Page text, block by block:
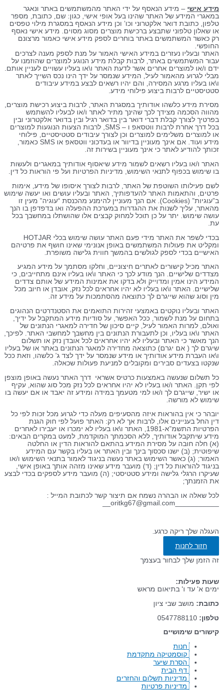
מידע אישי – מידע הנאסף על ידי האתר מהמשתמשים באתר ונאגר
במאגרי המידע של האתר שהינו בעל אופי אישי, כגון: שם, כתובת, מספר
טלפון, כתובת דואר אלקטרוני וכו’ וכן מידע הנאסף במסגרת מילוי טפסים
או שאלון טלפוני שתבצע ברכישת מוצרים מסוג מסוים. מידע אישי נאסף
רק כאשר המשתמשים באתר בוחרים לספק מידע אישי כאמור מרצונם
החופשי.
האתר ובעליו נעזרים במידע האישי האמור על מנת לספק מענה לצרכים
עבור המשתמשים באתר, לרבות קבלת מידע הנוגע למוצרים שהוזמנו על
ידם ו/או למוצרים אחרים אשר לדעת האתר ו\או בעליו עשויים לעניין אותם.
מבלי לגרוע מהאמור לעיל, המידע שנמסר על ידך הינו נכס השייך לאתר
ו\או בעליו מרגע המסירה, והם יהיו רשאים לבצע במידע עיבודים
סטטיסטיים לרבות ביצוע פילוחי מידע.
מסירת מידע כלשהו אודותיך במסגרת האתר, לרבות ביצוע רכישת מוצרים,
מהווה הסכמה מצידך לכך שהינך מתיר לאתר ו/או לבעליו להשתמש
בפרטיך לצורך קבלת דברי דואר בין בדואר רגיל ובין בדואר אלקטרוני ובין
בכל דרך אחרת לרבות ווטסאפ ו – SMS, לרבות הצעות הנוגעות למוצרים
או למוצרים משלימים למוצרים וכן לצורך עיבודים סטטיסטיים, פילוחי
מידע ועוד. אם אינך מעוניין בדיוור או בעדכוני ווטסאפ או SMS כאמור,
זכותך להודיע לאתר כי אינך מעוניין בשירות זה.
האתר ו/או בעליו רשאים לשמור מידע שיאסוף אודותיך במאגרים ולעשות
בו שימוש בכפוף לתנאי השימוש, מדיניות הפרטיות ועל פי הוראות כל דין.
לשם פעילותו השוטפת של האתר, לרבות לצורך איסופו של מידע, אימות
פרטים, והתאמות האתר להעדפותיך, האתר ובעליו עושים ואו יעשה שימוש
ב”עוגיות” (Cookies). אם הנך מעוניין להימנע מהכנסת “עוגיה” מעין זו
מהאתר, עליך לשנות את ההגדרות במערכת ההפעלה ואו בדפדפן בו הנך
עושה שימוש. יתר על כן תוכל למחוק קבצים אלו שהושתלו במחשבך בכל
עת.
בכדי לשפר את האתר מידי פעם האתר עושה שימוש בכלי HOTJAR
ומקליט את פעולות המשתמשים באופן אנונימי שאינו חושף את פרטיהם
האישיים בכדי לספק לגולשים בהמשך חווית גלישה משופרת.
האתר מכיל קישורים לאתרים חיצוניים, וחלקו מסתמך על מידע המגיע
מצדדים שלישיים. הנך מודע לכך כי האתר ו\או בעליו אינם מתחייבים, כי
המידע הינו אמין ומדוייק ולא בדקו את אמינות המידע של אותם צדדים
שלישיים. האתר ו\או בעליו לא יהיו אחראים לכל נזק, אובדן או חיוב מכל
מין וסוג שהוא שייגרם לך כתוצאה מהסתמכות על מידע זה.
האתר ובעליו נוקטים באמצעי זהירות התואמים את הסטנדרטים הנהוגים
בתחום על מנת לשמור, ככל האפשר, על סודיות מידע המתקבל על ידיך,
ואולם, למרות האמור לעיל, קיים סיכון של חדירה למאגרי הנתונים של
האתר ו\או בעליו, וכן לתעבורת הנתונים בין מחשבך למחשבי האתר. לפיכך,
הנך מאשר כי האתר ובעליו לא יהיו אחראים לכל אובדן נזק או תשלום
שיגרם לך ( אם יגרם) כתוצאה מחדירה למאגר הנתונים באתר או של בעליו
ו\או העברת מידע אודותיך או מידע שנמסר על ידך לצד ג’ כלשהו, וזאת ככל
שנקטו בצעדים סבירים ומקובלים למניעת פעולות שכאלה.
כל תשלום שנעשה באמצעות כרטיס אשראי דרך האתר נעשה באופן מוצפן
לפי תקן. האתר ו/או בעליו לא יהיו אחראים לכל נזק מכל סוג שהוא, עקיף
או ישיר, שייגרם לך ו/או למי מטעמך במידה ומידע זה יאבד או אם יעשה בו
שימוש לא מורשה.
יובהר כי אין בהוראות איזה מהסעיפים מעלה כדי לגרוע מכל זכות לפי כל
דין החל בעניינים אלו, לרבות אך לא רק: האתר פועל לפי חוק הגנת
הפרטיות התשמ”א-1981, האתר ו\או בעליו לא ימכרו או יעבירו לאחרים
מידע שיתקבל אודותיך, ללא הסכמתך המוקדמת, למעט במקרים הבאים:
(א) חלה חובה על מסירת המידע בהתאם להוראות הדין או החלטה
שיפוטית; (ב) ישנו סכסוך בינך ובין האתר או בעליו בקשר עם המידע
האמור; (ג) כאשר השימוש באתר נעשה בניגוד לאמור בתנאי השימוש ו/או
בניגוד להוראות כל דין; (ד) מועבר מידע שאינו מזהה אותך באופן אישי,
שעיקרו הרגלי גלישה ומידע סטטיסטי; (ה) מועבר מידע לספקים בכדי לבצע
את הזמנתך;
לכל שאלה או הבהרה נשמח אם תיצור קשר לכתובת המייל :
העגלה שלך ריקה כרגע.
חזור לחנות
זה הזמן שלך לבחור בעצמך
שעות פעילות:
ימים א' עד ו' בתיאום מראש
כתובת: מושב שבי ציון
טלפון:
קישורים שימושיים
חנות
קוסמטיקה מתקדמת
הסרת שיער
דף הבית
מדיניות תשלום והחזרים
מדיניות פרטיות